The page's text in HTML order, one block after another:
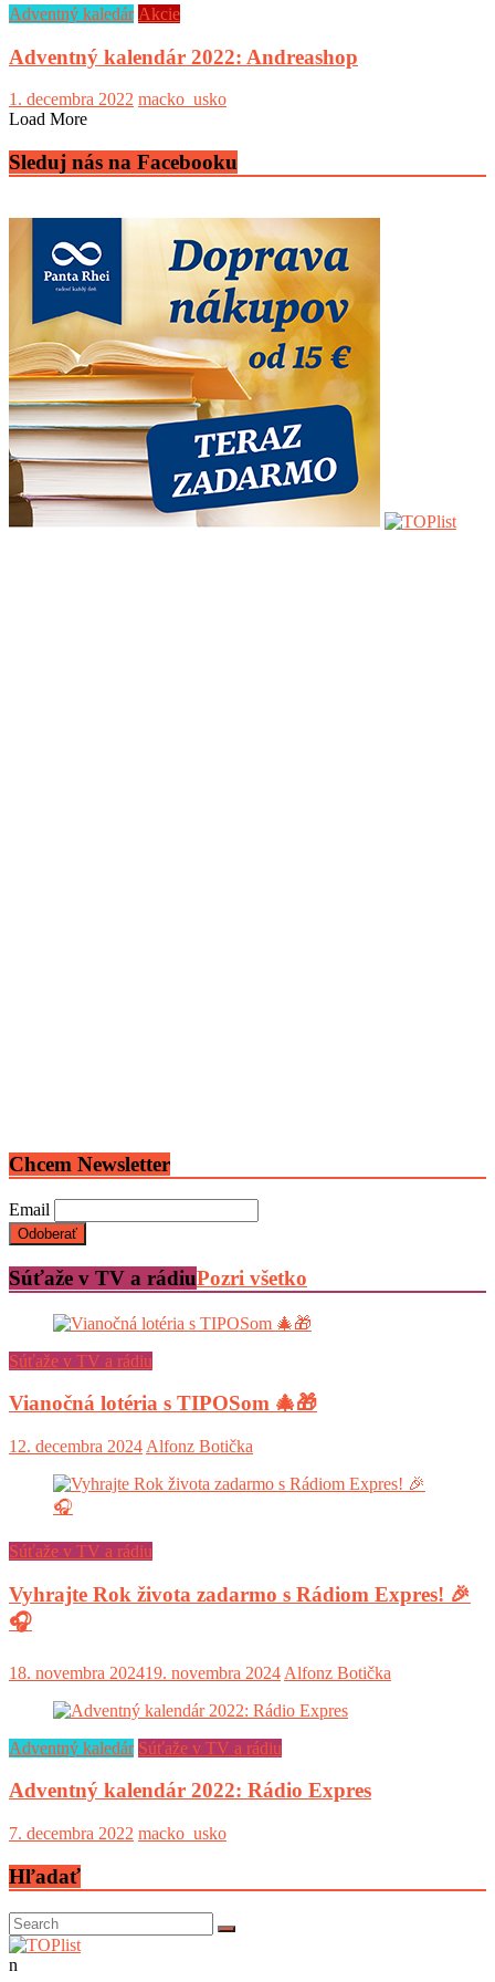
Adventný kaledár Akcie
Adventný kalendár 2022: Andreashop
1. decembra 2022 macko_usko
Load More
Sleduj nás na Facebooku
Chcem Newsletter
Email
Súťaže v TV a rádiuPozri všetko
Súťaže v TV a rádiu
Vianočná lotéria s TIPOSom 🎄🎁
12. decembra 2024 Alfonz Botička
Súťaže v TV a rádiu
Vyhrajte Rok života zadarmo s Rádiom Expres! 🎉
🎧
18. novembra 202419. novembra 2024 Alfonz Botička
Adventný kaledár Súťaže v TV a rádiu
Adventný kalendár 2022: Rádio Expres
7. decembra 2022 macko_usko
Hľadať
n